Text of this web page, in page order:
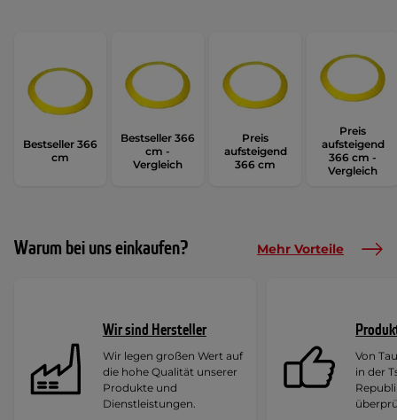
Bestseller 366
cm
Bestseller 366
cm -
Vergleich
Preis
aufsteigend
366 cm
Preis
aufsteigend
366 cm -
Vergleich
Warum bei uns einkaufen? Mehr Vorteile
Wir sind Hersteller
Wir legen großen Wert auf
die hohe Qualität unserer
Produkte und
Dienstleistungen.
Von
in der